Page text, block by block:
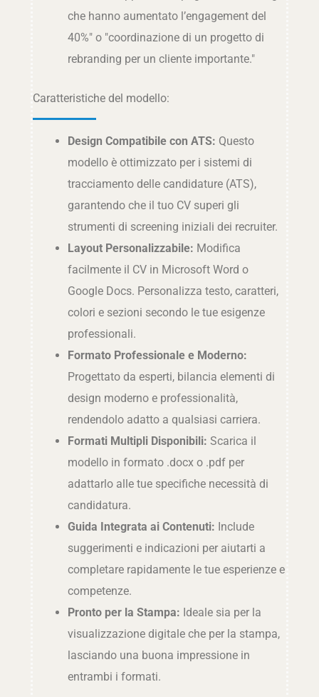
che hanno aumentato l’engagement del
40%" o "coordinazione di un progetto di
rebranding per un cliente importante."
Caratteristiche del modello:
Design Compatibile con ATS: Questo
modello è ottimizzato per i sistemi di
tracciamento delle candidature (ATS),
garantendo che il tuo CV superi gli
strumenti di screening iniziali dei recruiter.
Layout Personalizzabile: Modifica
facilmente il CV in Microsoft Word o
Google Docs. Personalizza testo, caratteri,
colori e sezioni secondo le tue esigenze
professionali.
Formato Professionale e Moderno:
Progettato da esperti, bilancia elementi di
design moderno e professionalità,
rendendolo adatto a qualsiasi carriera.
Formati Multipli Disponibili: Scarica il
modello in formato .docx o .pdf per
adattarlo alle tue specifiche necessità di
candidatura.
Guida Integrata ai Contenuti: Include
suggerimenti e indicazioni per aiutarti a
completare rapidamente le tue esperienze e
competenze.
Pronto per la Stampa: Ideale sia per la
visualizzazione digitale che per la stampa,
lasciando una buona impressione in
entrambi i formati.